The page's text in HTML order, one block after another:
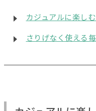
カジュアルに楽し
さりげなく使える